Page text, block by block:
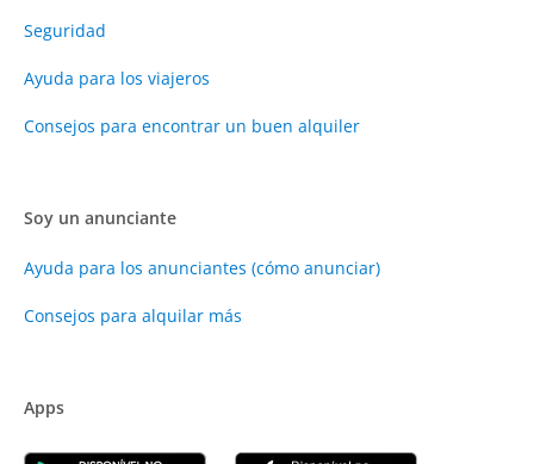
Seguridad
Ayuda para los viajeros
Consejos para encontrar un buen alquiler
Soy un anunciante
Ayuda para los anunciantes (cómo anunciar)
Consejos para alquilar más
Apps